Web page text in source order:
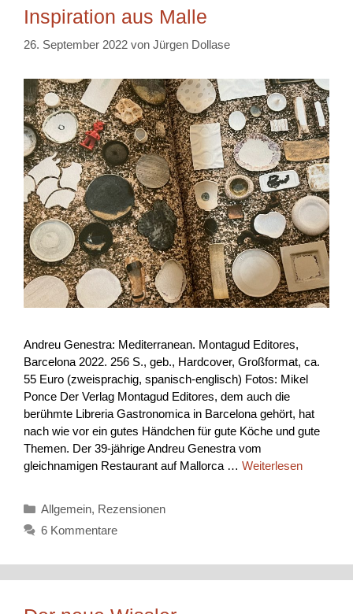
Inspiration aus Malle
26. September 2022 von Jürgen Dollase
Andreu Genestra: Mediterranean. Montagud Editores,
Barcelona 2022. 256 S., geb., Hardcover, Großformat, ca.
55 Euro (zweisprachig, spanisch-englisch) Fotos: Mikel
Ponce Der Verlag Montagud Editores, dem auch die
berühmte Libreria Gastronomica in Barcelona gehört, hat
nach wie vor ein gutes Händchen für gute Köche und gute
Themen. Der 39-jährige Andreu Genestra vom
gleichnamigen Restaurant auf Mallorca … Weiterlesen
Kategorien
Allgemein, Rezensionen
6 Kommentare